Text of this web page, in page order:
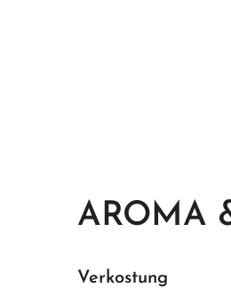
AROMA
Verkostung